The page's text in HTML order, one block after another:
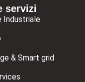
servizi
Industriale
& Smart grid